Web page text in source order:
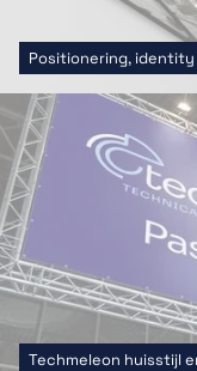
Positionering,
Techmeleon huisstijl